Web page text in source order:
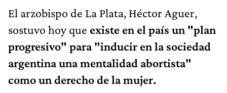
El arzobispo de La Plata, Héctor Aguer,
sostuvo hoy que existe en el país un "plan
progresivo" para "inducir en la sociedad
argentina una mentalidad abortista"
como un derecho de la mujer.